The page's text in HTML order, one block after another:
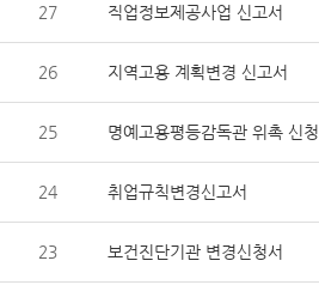
27 직업정보제공사업 신고서
26 지역고용 계획변경 신고서
25 명예고용평등감독관 위촉 신청
24 취업규칙변경신고서
23 보건진단기관 변경신청서